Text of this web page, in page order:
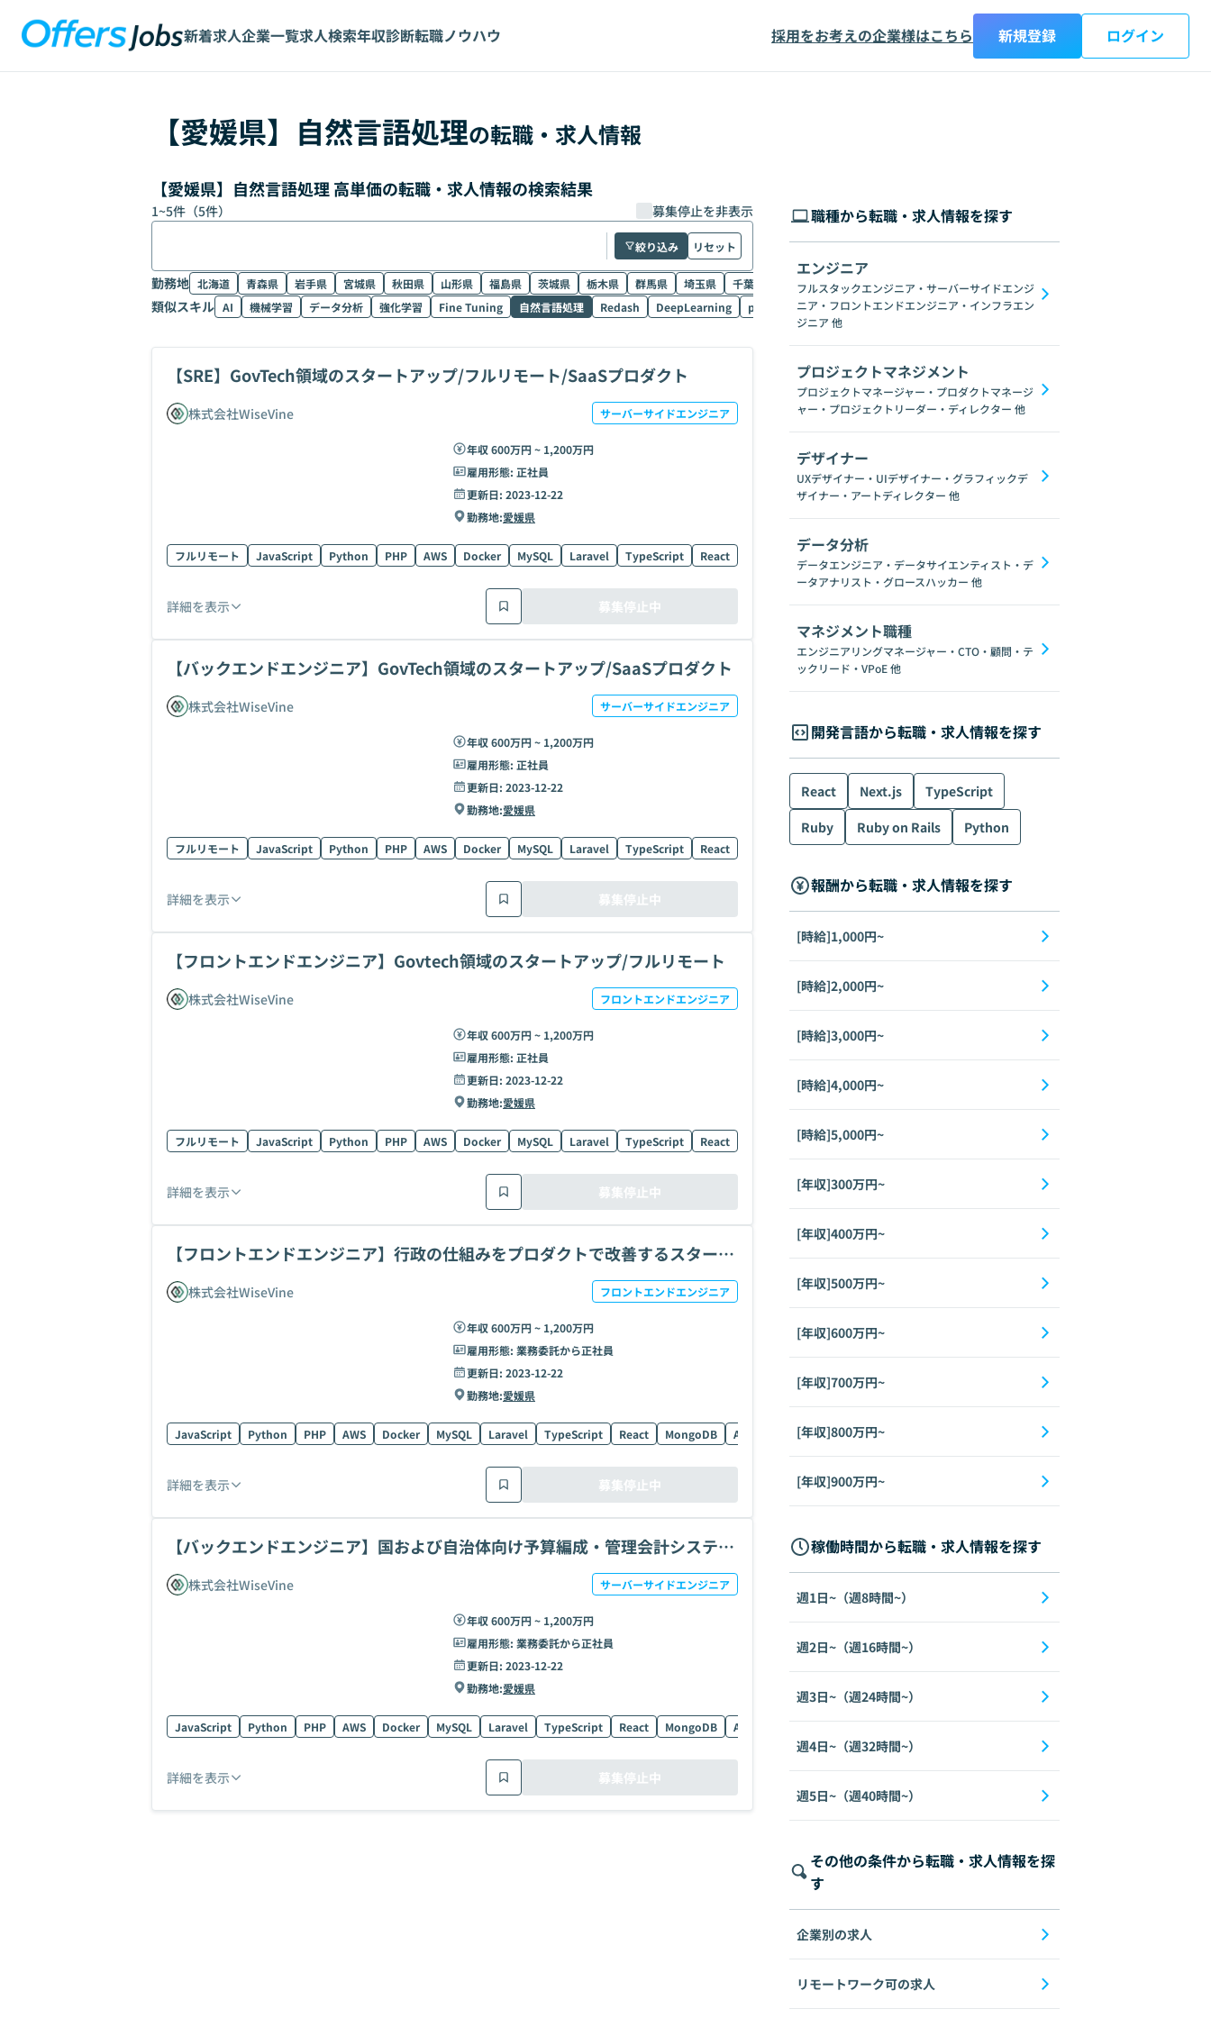
新着求人企業一覧求人検索年収診断転職ノウハウ 採用をお考えの企業様はこちら 新規登録 ログイン
【愛媛県】 自然言語処理の転職・求人情報
【愛媛県】自然言語処理 高単価の転職・求人情報の検索結果
1~5件（5件） 募集停止を非表示
絞り込み リセット
勤務地 北海道 青森県 岩手県 宮城県 秋田県 山形県 福島県 茨城県 栃木県 群馬県 埼玉県 千葉県 東京都 神奈川県 新潟県 富山県 石川県
類似スキル AI 機械学習 データ分析 強化学習 Fine Tuning 自然言語処理 Redash DeepLearning pandas 画像処理 統計学 NumPy TensorFlow
【SRE】GovTech領域のスタートアップ/フルリモート/SaaSプロダクト
株式会社WiseVine サーバーサイドエンジニア
年収 600万円 ~ 1,200万円
雇用形態: 正社員
更新日: 2023-12-22
勤務地:愛媛県
フルリモート JavaScript Python PHP AWS Docker MySQL Laravel TypeScript React Angular Elasticsearch
詳細を表示 募集停止中
【バックエンドエンジニア】GovTech領域のスタートアップ/SaaSプロダクト
株式会社WiseVine サーバーサイドエンジニア
年収 600万円 ~ 1,200万円
雇用形態: 正社員
更新日: 2023-12-22
勤務地:愛媛県
フルリモート JavaScript Python PHP AWS Docker MySQL Laravel TypeScript React MongoDB Angular Django Figma Elasticsearch
詳細を表示 募集停止中
【フロントエンドエンジニア】Govtech領域のスタートアップ/フルリモート
株式会社WiseVine フロントエンドエンジニア
年収 600万円 ~ 1,200万円
雇用形態: 正社員
更新日: 2023-12-22
勤務地:愛媛県
フルリモート JavaScript Python PHP AWS Docker MySQL Laravel TypeScript React MongoDB Angular Django Elasticsearch
詳細を表示 募集停止中
【フロントエンドエンジニア】行政の仕組みをプロダクトで改善するスタート
アップ
株式会社WiseVine フロントエンドエンジニア
年収 600万円 ~ 1,200万円
雇用形態: 業務委託から正社員
更新日: 2023-12-22
勤務地:愛媛県
JavaScript Python PHP AWS Docker MySQL Laravel TypeScript React MongoDB Angular Django Figma Vue.js
詳細を表示 募集停止中
【バックエンドエンジニア】国および自治体向け予算編成・管理会計システム
の開発
株式会社WiseVine サーバーサイドエンジニア
年収 600万円 ~ 1,200万円
雇用形態: 業務委託から正社員
更新日: 2023-12-22
勤務地:愛媛県
JavaScript Python PHP AWS Docker MySQL Laravel TypeScript React MongoDB Angular Django Figma Elasticsearch Git Azure
詳細を表示 募集停止中
職種から転職・求人情報を探す
エンジニア
フルスタックエンジニア・サーバーサイドエンジ
ニア・フロントエンドエンジニア・インフラエン
ジニア 他
プロジェクトマネジメント
プロジェクトマネージャー・プロダクトマネージ
ャー・プロジェクトリーダー・ディレクター 他
デザイナー
UXデザイナー・UIデザイナー・グラフィックデ
ザイナー・アートディレクター 他
データ分析
データエンジニア・データサイエンティスト・デ
ータアナリスト・グロースハッカー 他
マネジメント職種
エンジニアリングマネージャー・CTO・顧問・テ
ックリード・VPoE他
開発言語から転職・求人情報を探す
React Next.js
TypeScript
Ruby
Ruby on Rails Python
報酬から転職・求人情報を探す
[時給]1,000円~
[時給]2,000円~
[時給]3,000円~
[時給]4,000円~
[時給]5,000円~
[年収]300万円~
[年収]400万円~
[年収]500万円~
[年収]600万円~
[年収]700万円~
[年収]800万円~
[年収]900万円~
稼働時間から転職・求人情報を探す
週1日~（週8時間~）
週2日~（週16時間~）
週3日~（週24時間~）
週4日~（週32時間~）
週5日~（週40時間~）
その他の条件から転職・求人情報を探
す
企業別の求人
リモートワーク可の求人